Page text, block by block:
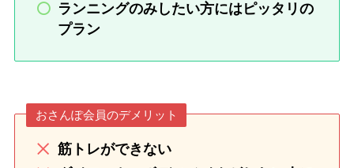
ランニングのみしたい方にはピッタリの
プラン
おさんぽ会員のデメリット
筋トレができない